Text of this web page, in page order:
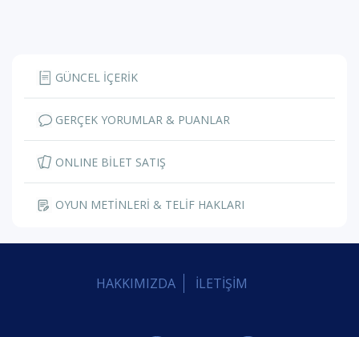
GÜNCEL İÇERİK
GERÇEK YORUMLAR & PUANLAR
ONLINE BİLET SATIŞ
OYUN METİNLERİ & TELİF HAKLARI
HAKKIMIZDA İLETİŞİM